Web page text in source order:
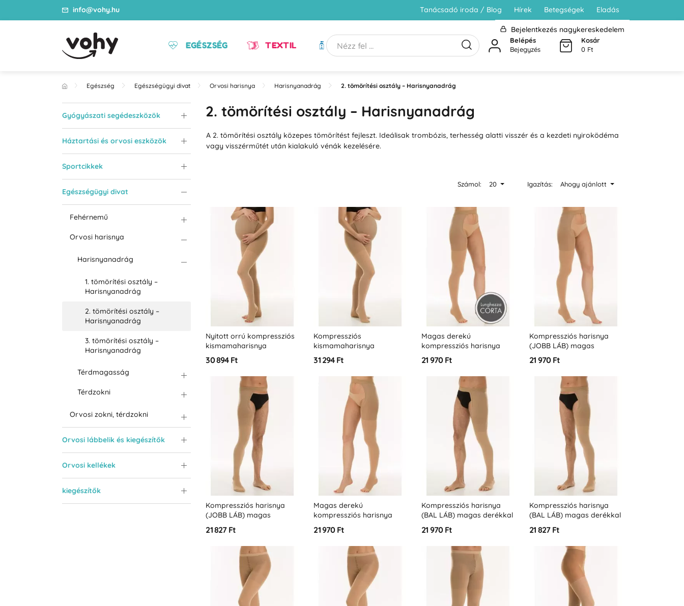
info@vohy.hu Tanácsadó iroda / Blog Hírek Betegségek Eladás
Bejelentkezés nagykereskedelem
EGÉSZSÉG TEXTIL HIGIÉNIA
Belépés
Bejegyzés
Kosár
0 Ft
Egészség Egészségügyi divat Orvosi harisnya Harisnyanadrág 2. tömörítési osztály – Harisnyanadrág
2. tömörítési osztály – Harisnyanadrág
A 2. tömörítési osztály közepes tömörítést fejleszt. Ideálisak trombózis, terhesség alatti visszér és a kezdeti nyiroködéma
vagy visszérműtét után kialakuló vénák kezelésére.
Számol: 20 Igazítás: Ahogy ajánlott
Nyitott orrú kompressziós
kismamaharisnya
(standard) - 2. osztály -
(23-32 Hgmm - K2)
30 894 Ft
Kompressziós
kismamaharisnya
(standard) - 2. osztály -
(23-32 Hgmm - K2)
31 294 Ft
Magas derekú
kompressziós harisnya
(JOBB LÁB) – 2. osztály –
(23-32 Hgmm – K2)
21 970 Ft
Kompressziós harisnya
(JOBB LÁB) magas
derékkal (standard) - 2.
osztály - (23-32 Hgmm -
21 970 Ft
Kompressziós harisnya
(JOBB LÁB) magas
derékkal (standard) - 2.
osztály - (23-32 Hgmm -
21 827 Ft
Magas derekú
kompressziós harisnya
(BAL LÁB) – 2. osztály –
(23-32 Hgmm – K2)
21 970 Ft
Kompressziós harisnya
(BAL LÁB) magas derékkal
(standard) - 2. osztály -
(23-32 Hgmm - K2)
21 970 Ft
Kompressziós harisnya
(BAL LÁB) magas derékkal
(standard) - 2. osztály -
(23-32 Hgmm - K2)
21 827 Ft
Gyógyászati segédeszközök
Háztartási és orvosi eszközök
Sportcikkek
Egészségügyi divat
Fehérnemű
Orvosi harisnya
Harisnyanadrág
1. tömörítési osztály –
Harisnyanadrág
2. tömörítési osztály –
Harisnyanadrág
3. tömörítési osztály –
Harisnyanadrág
Térdmagasság
Térdzokni
Orvosi zokni, térdzokni
Orvosi lábbelik és kiegészítők
Orvosi kellékek
kiegészítők